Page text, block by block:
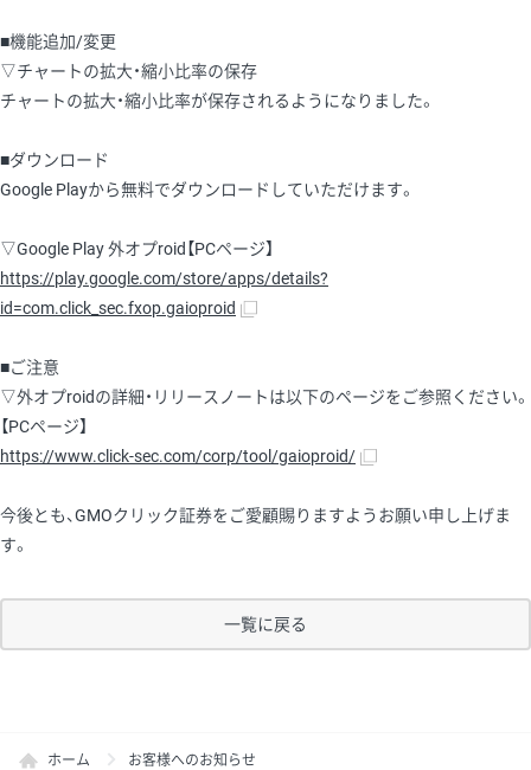
■機能追加/変更
▽チャートの拡大・縮小比率の保存
チャートの拡大・縮小比率が保存されるようになりました。
■ダウンロード
Google Playから無料でダウンロードしていただけます。
▽Google Play 外オプroid【PCページ】
https://play.google.com/store/apps/details?
id=com.click_sec.fxop.gaioproid
■ご注意
▽外オプroidの詳細・リリースノートは以下のページをご参照ください。
【PCページ】
https://www.click-sec.com/corp/tool/gaioproid/
今後とも、GMOクリック証券をご愛顧賜りますようお願い申し上げま
す。
一覧に戻る
ホーム お客様へのお知らせ